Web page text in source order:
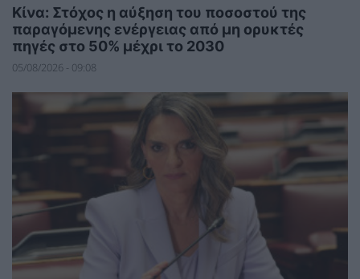
Κίνα: Στόχος η αύξηση του ποσοστού της
παραγόμενης ενέργειας από μη ορυκτές
πηγές στο 50% μέχρι το 2030
05/08/2026 - 09:08